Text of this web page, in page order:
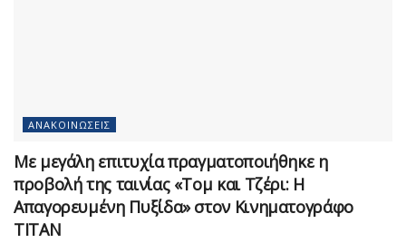
ΑΝΑΚΟΙΝΏΣΕΙΣ
Με μεγάλη επιτυχία πραγματοποιήθηκε η
προβολή της ταινίας «Τομ και Τζέρι: Η
Απαγορευμένη Πυξίδα» στον Κινηματογράφο
ΤΙΤΑΝ